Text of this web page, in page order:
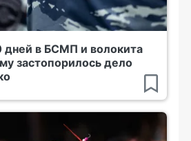
дней в БСМП и волокита
застопорилось дело